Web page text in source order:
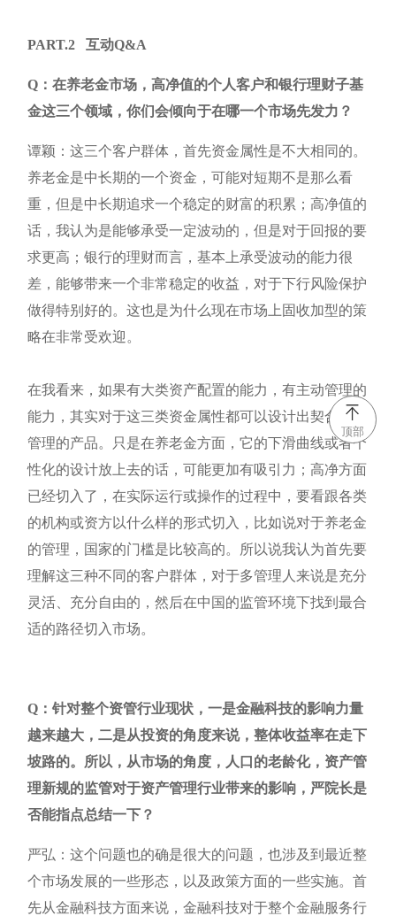
PART.2 互动Q&A
Q：在养老金市场，高净值的个人客户和银行理财子基
金这三个领域，你们会倾向于在哪一个市场先发力？
谭颖：这三个客户群体，首先资金属性是不大相同的。
养老金是中长期的一个资金，可能对短期不是那么看
重，但是中长期追求一个稳定的财富的积累；高净值的
话，我认为是能够承受一定波动的，但是对于回报的要
求更高；银行的理财而言，基本上承受波动的能力很
差，能够带来一个非常稳定的收益，对于下行风险保护
做得特别好的。这也是为什么现在市场上固收加型的策
略在非常受欢迎。
在我看来，如果有大类资产配置的能力，有主动管理的
能力，其实对于这三类资金属性都可以设计出契合他们
管理的产品。只是在养老金方面，它的下滑曲线或者个
性化的设计放上去的话，可能更加有吸引力；高净方面
已经切入了，在实际运行或操作的过程中，要看跟各类
的机构或资方以什么样的形式切入，比如说对于养老金
的管理，国家的门槛是比较高的。所以说我认为首先要
理解这三种不同的客户群体，对于多管理人来说是充分
灵活、充分自由的，然后在中国的监管环境下找到最合
适的路径切入市场。
Q：针对整个资管行业现状，一是金融科技的影响力量
越来越大，二是从投资的角度来说，整体收益率在走下
坡路的。所以，从市场的角度，人口的老龄化，资产管
理新规的监管对于资产管理行业带来的影响，严院长是
否能指点总结一下？
严弘：这个问题也的确是很大的问题，也涉及到最近整
个市场发展的一些形态，以及政策方面的一些实施。首
先从金融科技方面来说，金融科技对于整个金融服务行
顶部